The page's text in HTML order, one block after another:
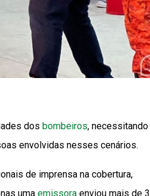
dos bombeiros,
envolvidas nesses cenários.
de imprensa na cobertura,
uma emissora enviou mais de